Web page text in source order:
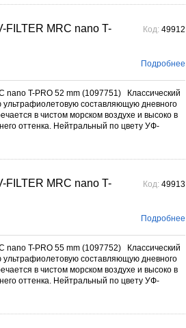
FILTER MRC nano T-
Код: 49912
Подробнее
nano T-PRO 52 mm (1097751) Классический
составляющую дневного
в чистом морском воздухе и высоко в
оттенка. Нейтральный по цвету УФ-
FILTER MRC nano T-
Код: 49913
Подробнее
nano T-PRO 55 mm (1097752) Классический
составляющую дневного
в чистом морском воздухе и высоко в
оттенка. Нейтральный по цвету УФ-